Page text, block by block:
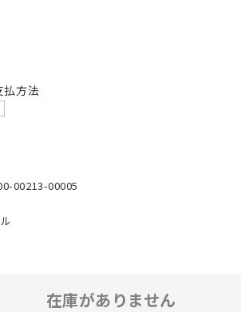
払方法
00213-00005
在庫がありません